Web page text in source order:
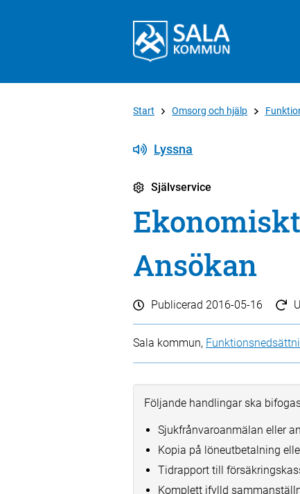
Start Omsorg och hjälp
Lyssna
Självservice
Ansökan
Publicerad 2016-05-16
Sala kommun,
Följande handlingar ska
Sjukfrånvaroanmälan eller
Kopia på löneutbetalning
Tidrapport till
Komplett ifylld